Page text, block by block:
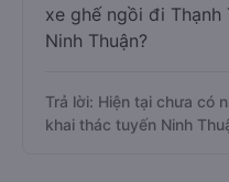
xe ghế ngồi đi
Ninh Thuận?
Trả lời: Hiện tại chưa có
khai thác tuyến Ninh